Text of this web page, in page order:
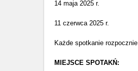
14 maja 2025 r.
11 czerwca 2025 r.
Każde spotkanie
MIEJSCE SPOTAKŃ: